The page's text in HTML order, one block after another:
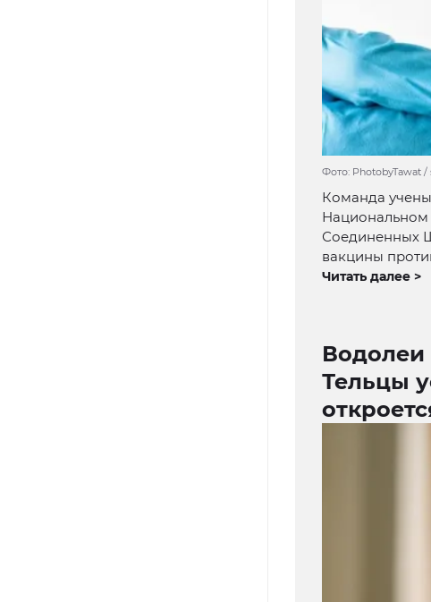
Фото: PhotobyTawat
Команда
Национальном
Соединенных
вакцины
Читать далее >
Водолеи
Тельцы